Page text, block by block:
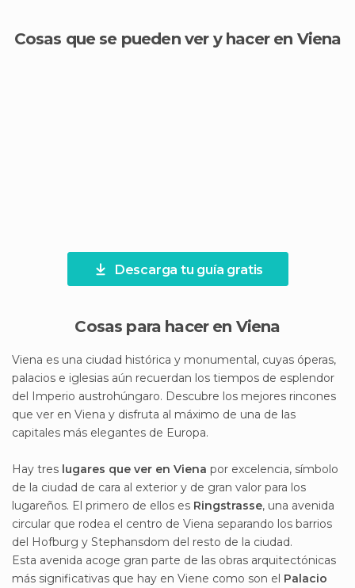
Cosas que se pueden ver y hacer en Viena
Descarga tu guía gratis
Cosas para hacer en Viena
Viena es una ciudad histórica y monumental, cuyas óperas,
palacios e iglesias aún recuerdan los tiempos de esplendor
del Imperio austrohúngaro. Descubre los mejores rincones
que ver en Viena y disfruta al máximo de una de las
capitales más elegantes de Europa.
Hay tres lugares que ver en Viena por excelencia, símbolo
de la ciudad de cara al exterior y de gran valor para los
lugareños. El primero de ellos es Ringstrasse, una avenida
circular que rodea el centro de Viena separando los barrios
del Hofburg y Stephansdom del resto de la ciudad.
Esta avenida acoge gran parte de las obras arquitectónicas
más significativas que hay en Viene como son el Palacio